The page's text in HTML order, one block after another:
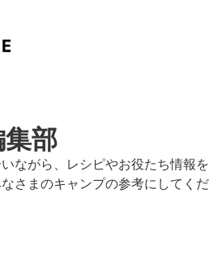
部
ながら、レシピやお役たち情報を
さまのキャンプの参考にしてくだ